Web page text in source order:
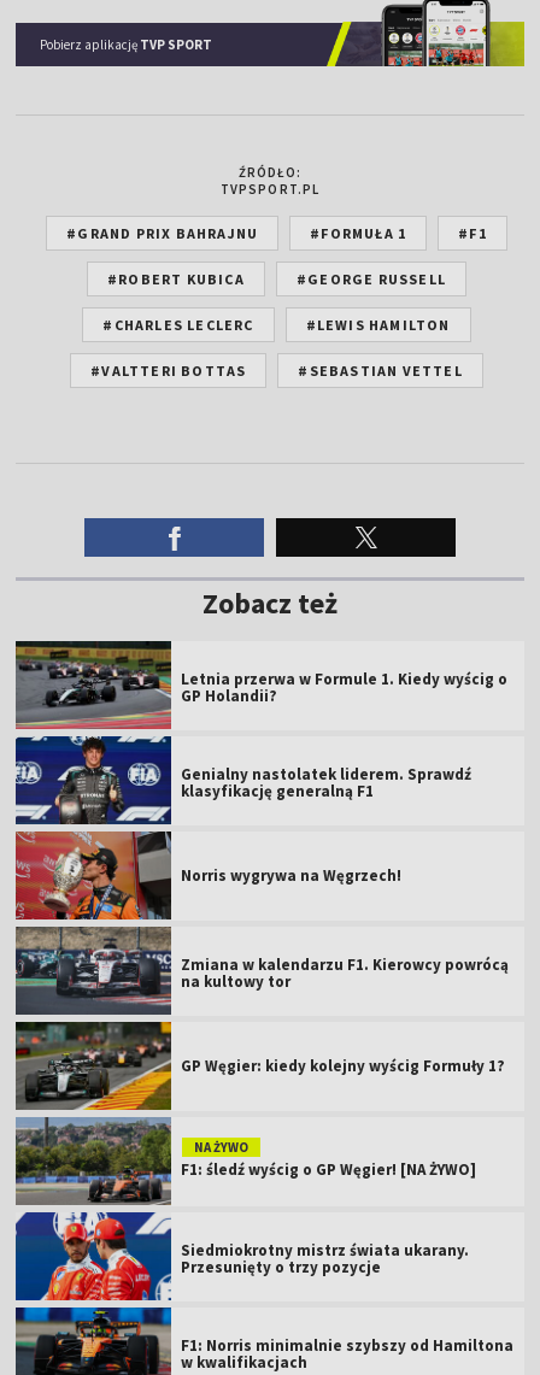
Pobierz aplikację TVP SPORT
ŹRÓDŁO:
TVPSPORT.PL
#GRAND PRIX BAHRAJNU #FORMUŁA 1 #F1
#ROBERT KUBICA #GEORGE RUSSELL
#CHARLES LECLERC #LEWIS HAMILTON
#VALTTERI BOTTAS #SEBASTIAN VETTEL
Zobacz też
Letnia przerwa w Formule 1. Kiedy wyścig o
GP Holandii?
Genialny nastolatek liderem. Sprawdź
klasyfikację generalną F1
Norris wygrywa na Węgrzech!
Zmiana w kalendarzu F1. Kierowcy powrócą
na kultowy tor
GP Węgier: kiedy kolejny wyścig Formuły 1?
NA ŻYWO
F1: śledź wyścig o GP Węgier! [NA ŻYWO]
Siedmiokrotny mistrz świata ukarany.
Przesunięty o trzy pozycje
F1: Norris minimalnie szybszy od Hamiltona
w kwalifikacjach